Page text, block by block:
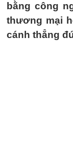
bằng công
thương mại
cánh thẳng